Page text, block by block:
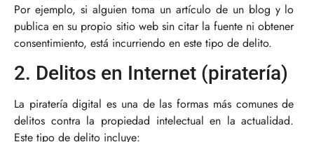
Por ejemplo, si alguien toma un artículo de un blog y lo
publica en su propio sitio web sin citar la fuente ni obtener
consentimiento, está incurriendo en este tipo de delito.
2. Delitos en Internet (piratería)
La piratería digital es una de las formas más comunes de
delitos contra la propiedad intelectual en la actualidad.
Este tipo de delito incluye: